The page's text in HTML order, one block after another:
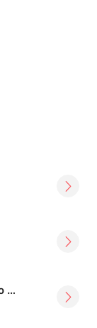
聖你一個人慢慢仔誕 demo feat.Zoma